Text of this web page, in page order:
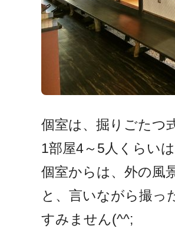
個室は、掘りごたつ
1部屋4～5人くらい
個室からは、外の風
と、言いながら撮っ
すみません(^^;